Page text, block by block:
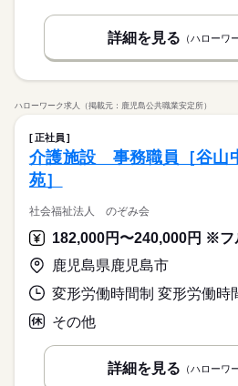
詳細を見る （ハローワ
ハローワーク求人（掲載元：鹿児島公共職業安定所）
正社員
介護施設 事務職員［谷山
苑］
社会福祉法人 のぞみ会
鹿児島県鹿児島市
その他
詳細を見る （ハローワ